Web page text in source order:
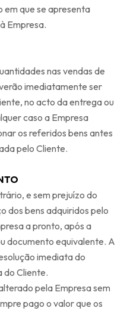
em que se apresenta
Empresa.
nas vendas de
imediatamente ser
no acto da entrega ou
caso a Empresa
os referidos bens antes
pelo Cliente.
e sem prejuízo do
dos bens adquiridos pelo
a pronto, após a
documento equivalente. A
imediata do
do Cliente.
pela Empresa sem
pago o valor que os